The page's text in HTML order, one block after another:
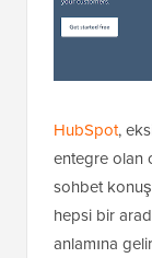
HubSpot,
entegre olan
sohbet
hepsi bir
anlamına